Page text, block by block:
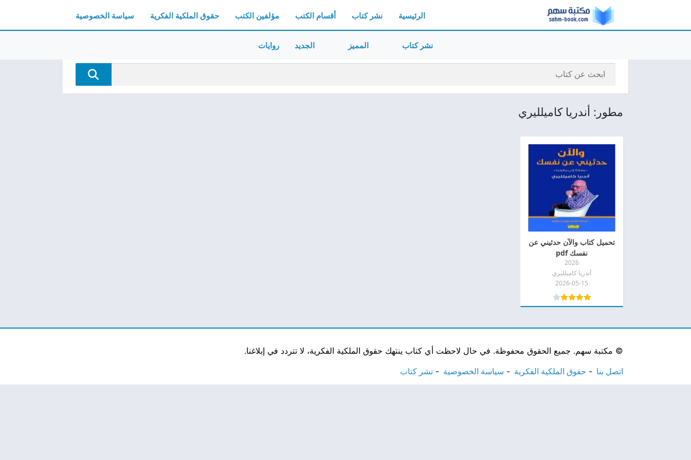
الرئيسية نشر كتاب أقسام الكتب مؤلفين الكتب حقوق الملكية الفكرية سياسة الخصوصية
نشر كتاب المميز الجديد روايات
مطور: أندريا كاميلليري
تحميل كتاب والآن حدثيني عن
نفسك pdf
2026
أندريا كاميلليري
2026-05-15
© مكتبة سهم. جميع الحقوق محفوظة. في حال لاحظت أي كتاب ينتهك حقوق الملكية الفكرية، لا تتردد في إبلاغنا.
اتصل بنا حقوق الملكية الفكرية سياسة الخصوصية نشر كتاب